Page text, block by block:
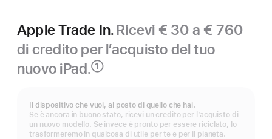
Apple Trade In.Ricevi € 30 a € 760
di credito per l’acquisto del tuo
nuovo iPad.①
Il dispositivo che vuoi, al posto di quello che hai.
Se è ancora in buono stato, ricevi un credito per l’acquisto di
un nuovo modello. Se invece è pronto per essere riciclato, lo
trasformeremo in qualcosa di utile per te e per il pianeta.